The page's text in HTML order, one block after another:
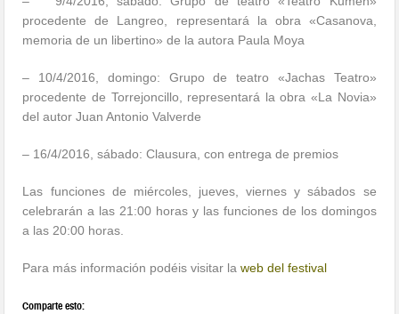
procedente de Langreo, representará la obra «Casanova,
memoria de un libertino» de la autora Paula Moya
– 10/4/2016, domingo: Grupo de teatro «Jachas Teatro»
procedente de Torrejoncillo, representará la obra «La Novia»
del autor Juan Antonio Valverde
– 16/4/2016, sábado: Clausura, con entrega de premios
Las funciones de miércoles, jueves, viernes y sábados se
celebrarán a las 21:00 horas y las funciones de los domingos
a las 20:00 horas.
Para más información podéis visitar laweb del festival
Comparte esto: